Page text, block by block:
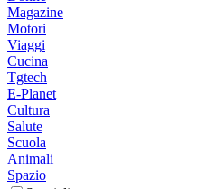
Magazine
Motori
Viaggi
Cucina
Tgtech
E-Planet
Cultura
Salute
Scuola
Animali
Spazio